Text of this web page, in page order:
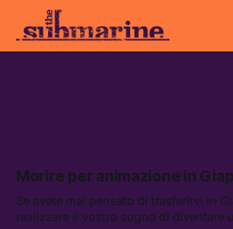
Morire per animazione in
Se avete mai pensato di trasferirvi in
realizzare il vostro sogno di diventare